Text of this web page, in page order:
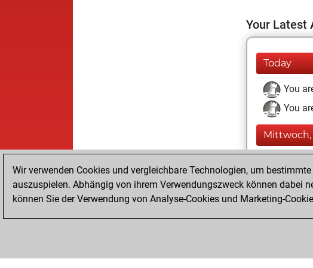
Your Latest
Today
You
You
Mittwoch,
You
You
Wir verwenden Cookies und vergleichbare Technologien, um
auszuspielen. Abhängig von ihrem Verwendungszweck können dabei
können Sie der Verwendung von Analyse-Cookies und Marketing-